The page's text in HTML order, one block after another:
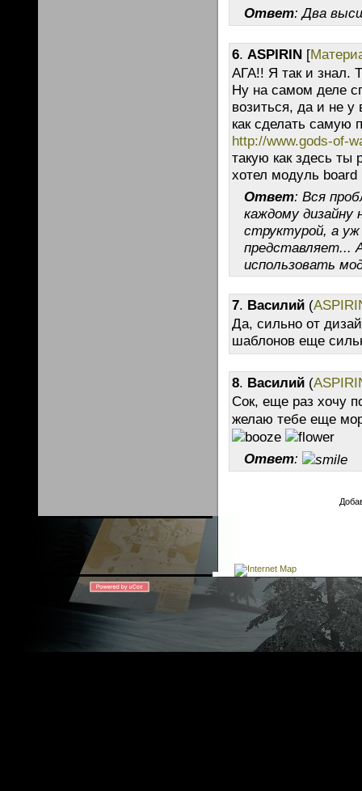
Ответ: Два
6. ASPIRIN [
АГА!! Я так и
Ну на самом деле
возиться, да и не
как сделать самую
http://www.gods-of-
такую как здесь ты
хотел модуль board
Ответ: Вся
каждому дизайну
структурой, а уж
представляет...
использовать
7. Василий (
Да, сильно от
шаблонов еще
8. Василий (
Сок, еще раз хочу
желаю тебе еще
Ответ: